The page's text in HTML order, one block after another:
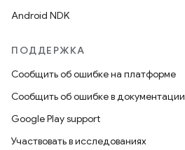
Android NDK
ПОДДЕРЖКА
Сообщить об ошибке на платформе
Сообщить об ошибке в документации
Google Play support
Участвовать в исследованиях